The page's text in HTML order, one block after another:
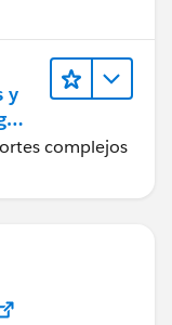
y
complejos